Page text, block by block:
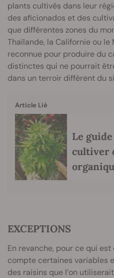
plants cultivés dans leur
des aficionados et des
que différentes zones du
Thaïlande, la Californie ou
reconnue pour produire du
distinctes qui ne pourrait
dans un terroir différent du
Article Lié
Le
cultiver
EXCEPTIONS
En revanche, pour ce qui
compte certaines variables
des raisins que l’on